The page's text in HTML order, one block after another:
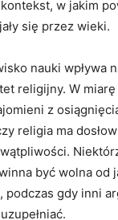
w jakim
się przez wieki.
nauki wpływa
⁢religijny. W
z⁣
religia ma
być wolna od
podczas gdy inni